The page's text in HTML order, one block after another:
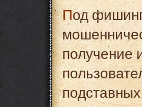
Под фишингом подразумевается один из видов
получение